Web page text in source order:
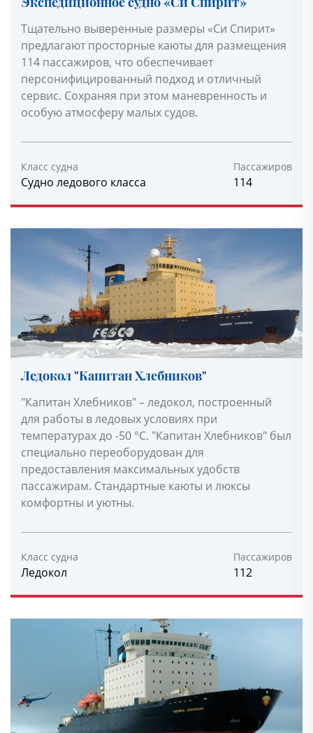
Тщательно выверенные размеры «Си Спирит»
предлагают просторные каюты для размещения
114 пассажиров, что обеспечивает
персонифицированный подход и отличный
сервис. Сохраняя при этом маневренность и
особую атмосферу малых судов.
Класс судна
Судно ледового класса
Пассажиров
114
Ледокол "Капитан Хлебников"
"Капитан Хлебников" – ледокол, построенный
для работы в ледовых условиях при
температурах до -50 °С. "Капитан Хлебников" был
специально переоборудован для
предоставления максимальных удобств
пассажирам. Стандартные каюты и люксы
комфортны и уютны.
Класс судна
Ледокол
Пассажиров
112